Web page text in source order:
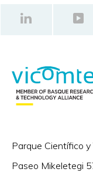
Parque Científico y
Paseo Mikeletegi